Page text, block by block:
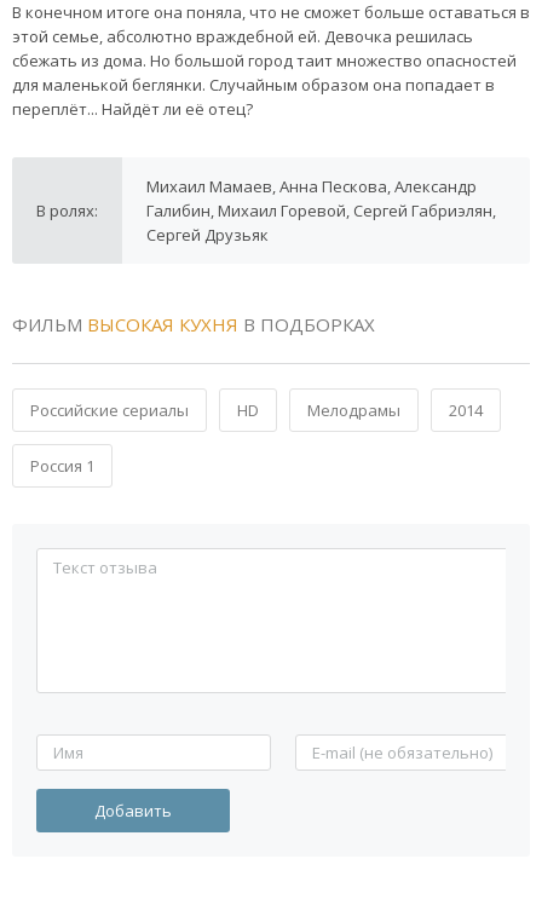
В конечном итоге она поняла, что не сможет больше оставаться в
этой семье, абсолютно враждебной ей. Девочка решилась
сбежать из дома. Но большой город таит множество опасностей
для маленькой беглянки. Случайным образом она попадает в
переплёт... Найдёт ли её отец?
В ролях:
Михаил Мамаев, Анна Пескова, Александр
Галибин, Михаил Горевой, Сергей Габриэлян,
Сергей Друзьяк
ФИЛЬМ ВЫСОКАЯ КУХНЯ В ПОДБОРКАХ
Российские сериалы HD Мелодрамы 2014
Россия 1